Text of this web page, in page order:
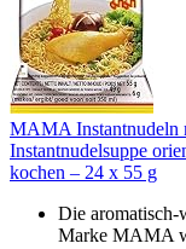
MAMA Instantnudeln
Instantnudelsuppe
kochen – 24 x 55 g
Die aromatisch-
Marke MAMA